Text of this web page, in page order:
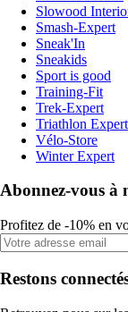
Slowood
Smash-Expert
Sneak'In
Sneakids
Sport is good
Training-Fit
Trek-Expert
Triathlon Expert
Vélo-Store
Winter Expert
Abonnez-vous à
Profitez de -10% en
Restons